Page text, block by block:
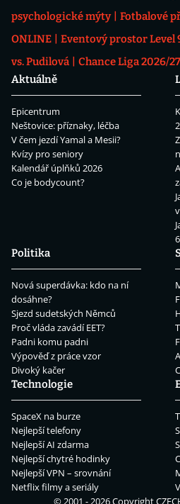
psychologické mýty
Fotbalové
ONLINE
Eventový prostor Level
vs. Pudilová
Chance Liga 2026/27
Aktuálně
Epicentrum
Neštovice: příznaky, léčba
V čem jezdí Yamal a Mesii?
Kvízy pro seniory
Kalendář úplňků 2026
Co je bodycount?
Politika
Nová superdávka: kdo na ní
dosáhne?
Sjezd sudetských Němců
Proč vláda zavádí EET?
Padni komu padni
Výpověď z práce vzor
Divoký kačer
Technologie
SpaceX na burze
Nejlepší telefony
Nejlepší AI zdarma
Nejlepší chytré hodinky
Nejlepší VPN – srovnání
Netflix filmy a seriály
© 2001 - 2026 Copyright